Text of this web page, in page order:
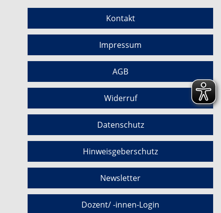
Kontakt
Impressum
AGB
Widerruf
Datenschutz
Hinweisgeberschutz
Newsletter
Dozent/ -innen-Login